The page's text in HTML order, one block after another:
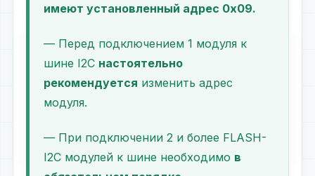
имеют установленный адрес 0х09.
— Перед подключением 1 модуля к
шине I2C настоятельно
рекомендуется изменить адрес
модуля.
— При подключении 2 и более FLASH-
I2C модулей к шине необходимо в